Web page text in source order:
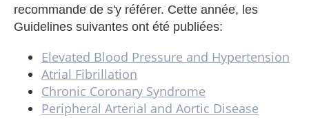
recommande de s'y référer. Cette année, les
Guidelines suivantes ont été publiées:
Elevated Blood Pressure and Hypertension
Atrial Fibrillation
Chronic Coronary Syndrome
Peripheral Arterial and Aortic Disease